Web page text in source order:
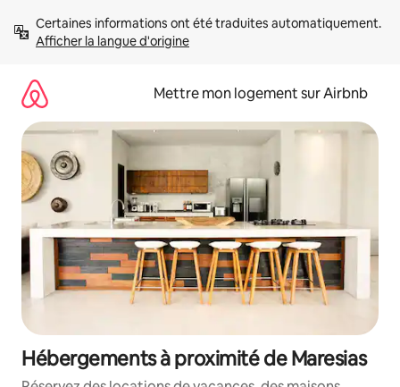
directement
Afficher la langue d'origine
Mettre mon logement sur Airbnb
Hébergements à proximité de Maresias